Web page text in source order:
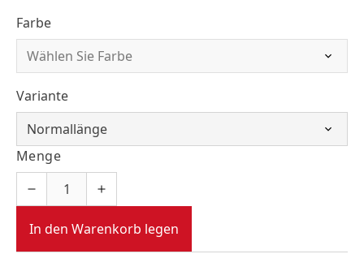
Farbe
Variante
Menge
In den Warenkorb legen